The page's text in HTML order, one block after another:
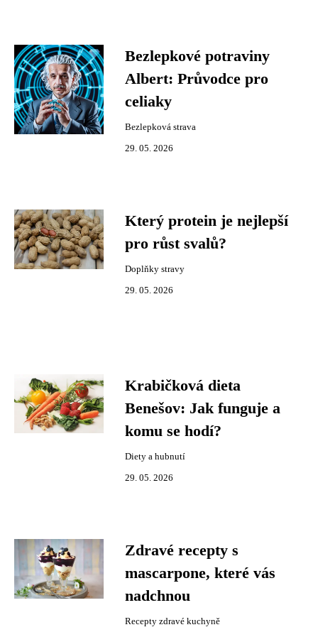
Bezlepkové potraviny
Albert: Průvodce pro
celiaky
Bezlepková strava
29. 05. 2026
Který protein je nejlepší
pro růst svalů?
Doplňky stravy
29. 05. 2026
Krabičková dieta
Benešov: Jak funguje a
komu se hodí?
Diety a hubnutí
29. 05. 2026
Zdravé recepty s
mascarpone, které vás
nadchnou
Recepty zdravé kuchyně